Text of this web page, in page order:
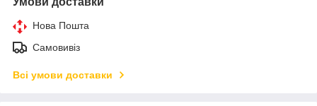
Нова Пошта
Самовивіз
Всі умови доставки